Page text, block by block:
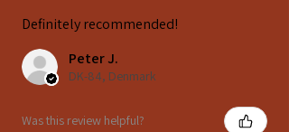
Definitely recommended!
Peter J.
DK-84, Denmark
Was this review helpful?